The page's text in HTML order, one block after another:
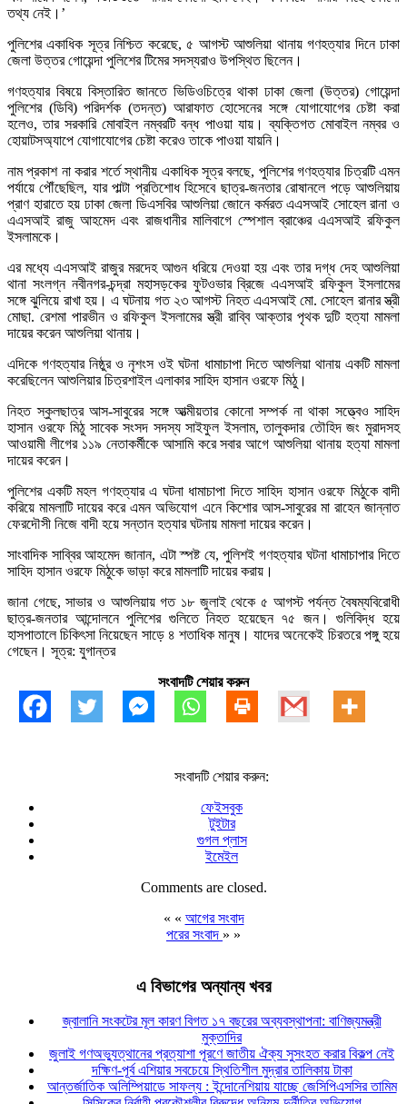
তথ্য নেই।’
পুলিশের একাধিক সূত্র নিশ্চিত করেছে, ৫ আগস্ট আশুলিয়া থানায় গণহত্যার দিনে ঢাকা
জেলা উত্তর গোয়েন্দা পুলিশের টিমের সদস্যরাও উপস্থিত ছিলেন।
গণহত্যার বিষয়ে বিস্তারিত জানতে ভিডিওচিত্রে থাকা ঢাকা জেলা (উত্তর) গোয়েন্দা
পুলিশের (ডিবি) পরিদর্শক (তদন্ত) আরাফাত হোসেনের সঙ্গে যোগাযোগের চেষ্টা করা
হলেও, তার সরকারি মোবাইল নম্বরটি বন্ধ পাওয়া যায়। ব্যক্তিগত মোবাইল নম্বর ও
হোয়াটসঅ্যাপে যোগাযোগের চেষ্টা করেও তাকে পাওয়া যায়নি।
নাম প্রকাশ না করার শর্তে স্থানীয় একাধিক সূত্র বলছে, পুলিশের গণহত্যার চিত্রটি এমন
পর্যায়ে পৌঁছেছিল, যার পাল্টা প্রতিশোধ হিসেবে ছাত্র-জনতার রোষানলে পড়ে আশুলিয়ায়
প্রাণ হারাতে হয় ঢাকা জেলা ডিএসবির আশুলিয়া জোনে কর্মরত এএসআই সোহেল রানা ও
এএসআই রাজু আহমেদ এবং রাজধানীর মালিবাগে স্পেশাল ব্রাঞ্চের এএসআই রফিকুল
ইসলামকে।
এর মধ্যে এএসআই রাজুর মরদেহ আগুন ধরিয়ে দেওয়া হয় এবং তার দগ্ধ দেহ আশুলিয়া
থানা সংলগ্ন নবীনগর-চন্দ্রা মহাসড়কের ফুটওভার ব্রিজে এএসআই রফিকুল ইসলামের
সঙ্গে ঝুলিয়ে রাখা হয়। এ ঘটনায় গত ২৩ আগস্ট নিহত এএসআই মো. সোহেল রানার স্ত্রী
মোছা. রেশমা পারভীন ও রফিকুল ইসলামের স্ত্রী রাব্বি আক্তার পৃথক দুটি হত্যা মামলা
দায়ের করেন আশুলিয়া থানায়।
এদিকে গণহত্যার নিষ্ঠুর ও নৃশংস ওই ঘটনা ধামাচাপা দিতে আশুলিয়া থানায় একটি মামলা
করেছিলেন আশুলিয়ার চিত্রশাইল এলাকার সাহিদ হাসান ওরফে মিঠু।
নিহত স্কুলছাত্র আস-সাবুরের সঙ্গে আত্মীয়তার কোনো সম্পর্ক না থাকা সত্ত্বেও সাহিদ
হাসান ওরফে মিঠু সাবেক সংসদ সদস্য সাইফুল ইসলাম, তালুকদার তৌহিদ জং মুরাদসহ
আওয়ামী লীগের ১১৯ নেতাকর্মীকে আসামি করে সবার আগে আশুলিয়া থানায় হত্যা মামলা
দায়ের করেন।
পুলিশের একটি মহল গণহত্যার এ ঘটনা ধামাচাপা দিতে সাহিদ হাসান ওরফে মিঠুকে বাদী
করিয়ে মামলাটি দায়ের করে এমন অভিযোগ এনে কিশোর আস-সাবুরের মা রাহেন জান্নাত
ফেরদৌসী নিজে বাদী হয়ে সন্তান হত্যার ঘটনায় মামলা দায়ের করেন।
সাংবাদিক সাব্বির আহমেদ জানান, এটা স্পষ্ট যে, পুলিশই গণহত্যার ঘটনা ধামাচাপার দিতে
সাহিদ হাসান ওরফে মিঠুকে ভাড়া করে মামলাটি দায়ের করায়।
জানা গেছে, সাভার ও আশুলিয়ায় গত ১৮ জুলাই থেকে ৫ আগস্ট পর্যন্ত বৈষম্যবিরোধী
ছাত্র-জনতার আন্দোলনে পুলিশের গুলিতে নিহত হয়েছেন ৭৫ জন। গুলিবিদ্ধ হয়ে
হাসপাতালে চিকিৎসা নিয়েছেন সাড়ে ৪ শতাধিক মানুষ। যাদের অনেকেই চিরতরে পঙ্গু হয়ে
গেছেন। সূত্র: যুগান্তর
সংবাদটি শেয়ার করুন
সংবাদটি শেয়ার করুন:
ফেইসবুক
টুইটার
গুগল প্লাস
ইমেইল
Comments are closed.
« « আগের সংবাদ
পরের সংবাদ » »
এ বিভাগের অন্যান্য খবর
জ্বালানি সংকটের মূল কারণ বিগত ১৭ বছরের অব্যবস্থাপনা: বাণিজ্যমন্ত্রী
মুক্তাদির
জুলাই গণঅভ্যুত্থানের প্রত্যাশা পূরণে জাতীয় ঐক্য সুসংহত করার বিকল্প নেই
দক্ষিণ-পূর্ব এশিয়ার সবচেয়ে স্থিতিশীল মুদ্রার তালিকায় টাকা
আন্তর্জাতিক অলিম্পিয়াডে সাফল্য : ইন্দোনেশিয়ায় যাচ্ছে জেসিপিএসসির তামিম